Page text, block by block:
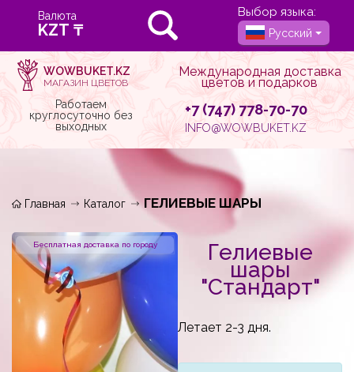
Валюта Выбор языка:
Русский
WOWBUKET.KZ
МАГАЗИН ЦВЕТОВ
Международная доставка
цветов и подарков
Работаем
круглосуточно без
выходных
+7 (747) 778-70-70
INFO@WOWBUKET.KZ
Главная Каталог ГЕЛИЕВЫЕ ШАРЫ
Бесплатная доставка по городу Гелиевые
шары
"Стандарт"
Летает 2-3 дня.